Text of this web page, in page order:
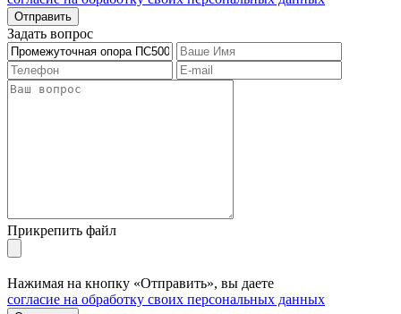
Отправить
Задать вопрос
Прикрепить файл
Нажимая на кнопку «Отправить», вы даете
согласие на обработку своих персональных данных